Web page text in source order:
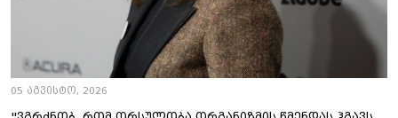
05 აგვისტო, 2026